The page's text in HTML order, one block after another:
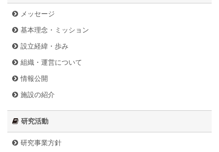
施設の紹介
けいはんな「エジソンの会」
メッセージ
基本理念・ミッション
設立経緯・歩み
組織・運営について
情報公開
施設の紹介
研究活動
研究事業方針